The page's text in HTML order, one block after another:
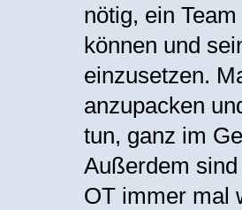
nötig, ein
können und
einzusetzen.
anzupacken
tun, ganz im
Außerdem
OT immer mal